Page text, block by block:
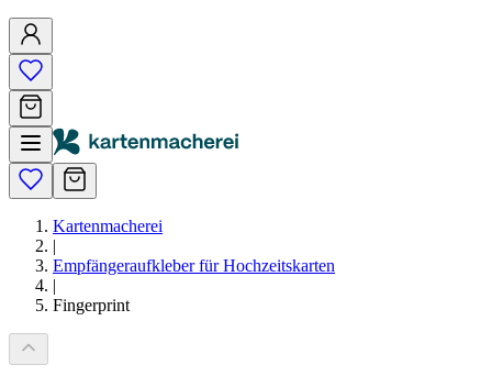
Kartenmacherei
|
Empfängeraufkleber für Hochzeitskarten
|
Fingerprint